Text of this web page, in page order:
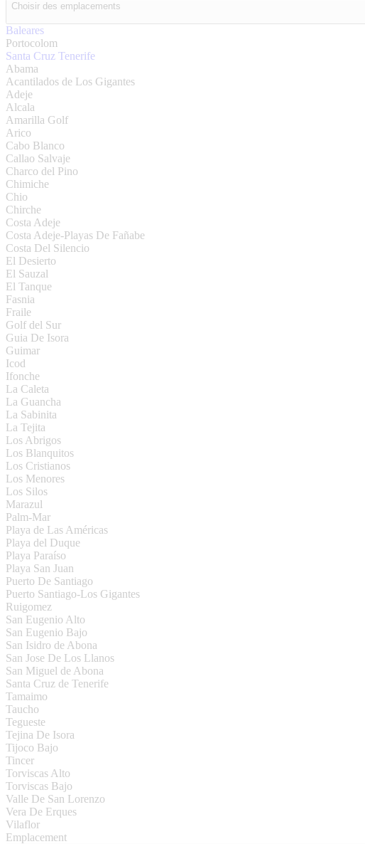
Choisir des emplacements
Baleares
Portocolom
Santa Cruz Tenerife
Abama
Acantilados de Los Gigantes
Adeje
Alcala
Amarilla Golf
Arico
Cabo Blanco
Callao Salvaje
Charco del Pino
Chimiche
Chio
Chirche
Costa Adeje
Costa Adeje-Playas De Fañabe
Costa Del Silencio
El Desierto
El Sauzal
El Tanque
Fasnia
Fraile
Golf del Sur
Guia De Isora
Guimar
Icod
Ifonche
La Caleta
La Guancha
La Sabinita
La Tejita
Los Abrigos
Los Blanquitos
Los Cristianos
Los Menores
Los Silos
Marazul
Palm-Mar
Playa de Las Américas
Playa del Duque
Playa Paraíso
Playa San Juan
Puerto De Santiago
Puerto Santiago-Los Gigantes
Ruigomez
San Eugenio Alto
San Eugenio Bajo
San Isidro de Abona
San Jose De Los Llanos
San Miguel de Abona
Santa Cruz de Tenerife
Tamaimo
Taucho
Tegueste
Tejina De Isora
Tijoco Bajo
Tincer
Torviscas Alto
Torviscas Bajo
Valle De San Lorenzo
Vera De Erques
Vilaflor
Emplacement